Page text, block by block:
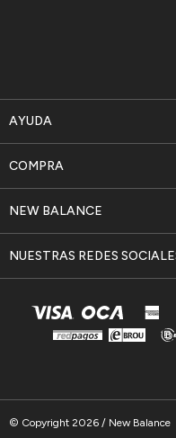
AYUDA
NEW BALANCE
COMPRA
NUESTRAS REDES
© Copyright 2026 / New Balance